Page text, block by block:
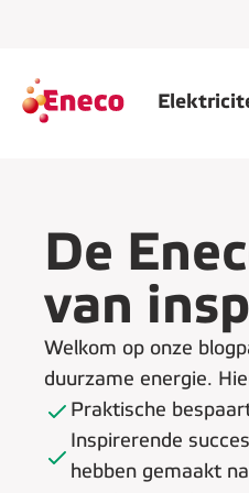
De
van
Welkom op onze
duurzame energie.
Praktische
Inspirerende
hebben gemaakt